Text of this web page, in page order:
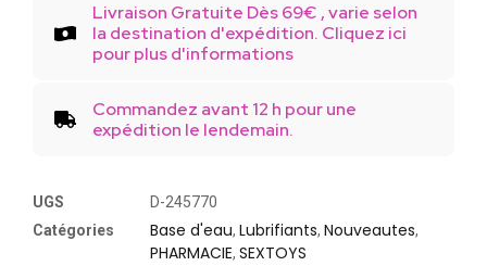
Livraison Gratuite Dès 69€ , varie selon
la destination d'expédition. Cliquez ici
pour plus d'informations
Commandez avant 12 h pour une
expédition le lendemain.
UGS
D-245770
Catégories
Base d'eau, Lubrifiants, Nouveautes,
PHARMACIE, SEXTOYS